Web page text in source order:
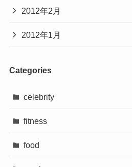
2012年2月
2012年1月
Categories
celebrity
fitness
food